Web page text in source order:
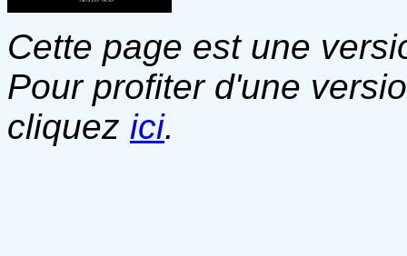
Cette page est une
Pour profiter d'une
cliquez ici.